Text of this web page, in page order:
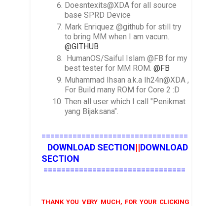
Doesntexits@XDA for all source
base SPRD Device
Mark Enriquez @github for still try
to bring MM when I am vacum.
@GITHUB
HumanOS/Saiful Islam @FB for my
best tester for MM ROM.@FB
Muhammad Ihsan a.k.a Ih24n@XDA ,
For Build many ROM for Core 2 :D
Then all user which I call "Penikmat
yang Bijaksana".
=================================
DOWNLOAD SECTION||DOWNLOAD
SECTION
================================
THANK YOU VERY MUCH, FOR YOUR CLICKING